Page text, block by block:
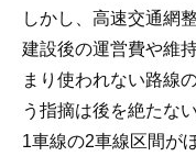
しかし、高速交通網
建設後の運営費や維
まり使われない路線
う指摘は後を絶たな
1車線の2車線区間が